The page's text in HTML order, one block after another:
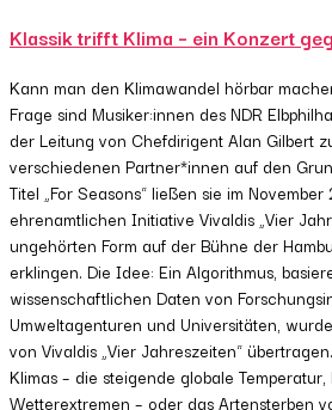
Klassik trifft Klima – ein Konzert
Kann man den Klimawandel hörbar
Frage sind Musiker:innen des NDR
der Leitung von Chefdirigent Alan Gilbert
verschiedenen Partner*innen auf den
Titel „For Seasons“ ließen sie im
ehrenamtlichen Initiative Vivaldis „Vier
ungehörten Form auf der Bühne der
erklingen. Die Idee: Ein Algorithmus,
wissenschaftlichen Daten von
Umweltagenturen und Universitäten,
von Vivaldis „Vier Jahreszeiten“
Klimas – die steigende globale
Wetterextremen – oder das Artensterben